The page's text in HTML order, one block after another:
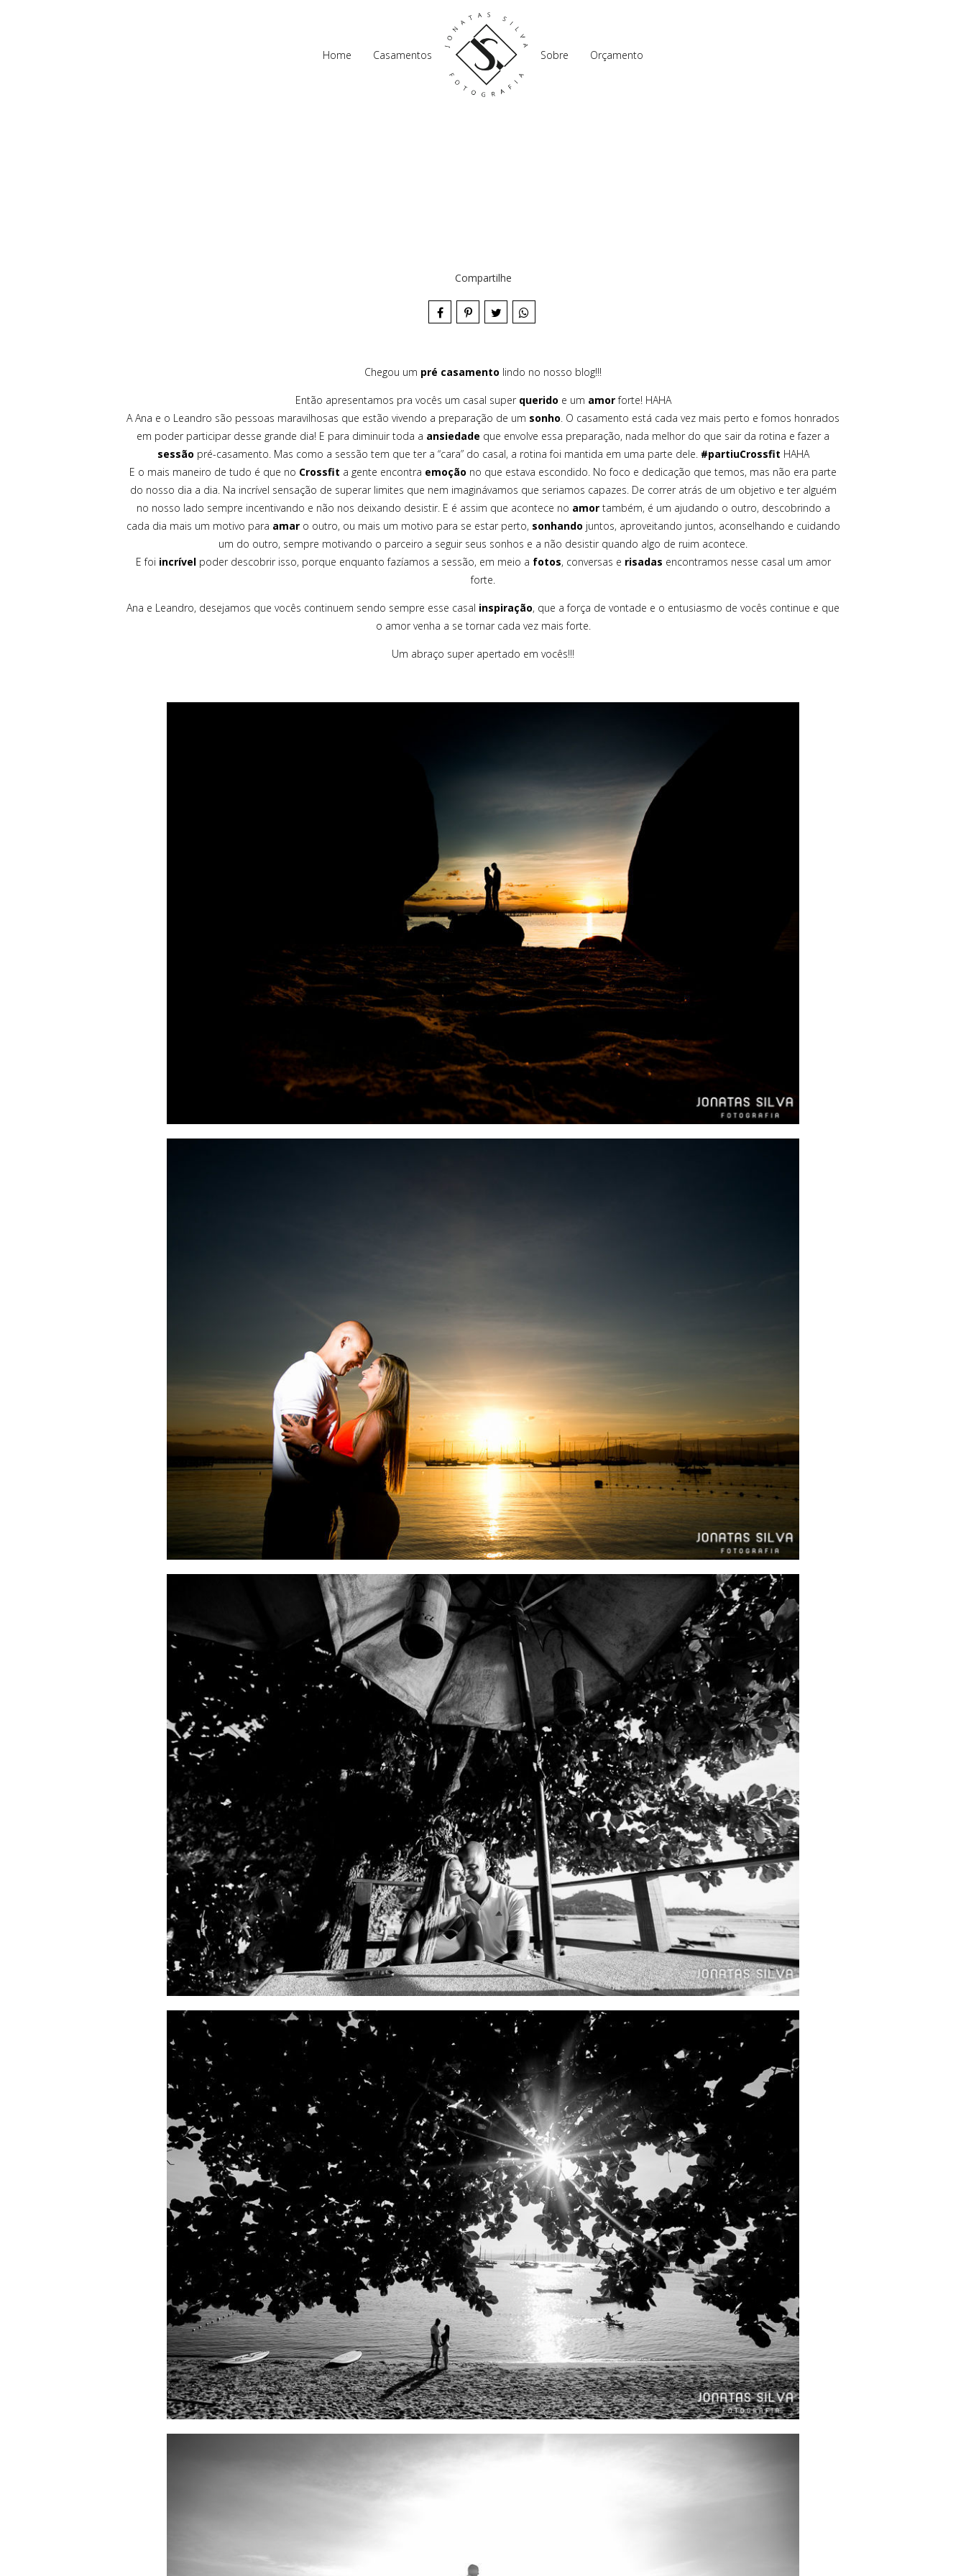
Home Casamentos Sobre Orçamento
Compartilhe
Chegou um pré casamento lindo no nosso blog!!!
Então apresentamos pra vocês um casal super querido e um amorforte! HAHA
A Ana e o Leandro são pessoas maravilhosas que estão vivendo a preparação de um sonho. O casamento está cada vez mais perto e fomos honrados
em poder participar desse grande dia! E para diminuir toda a ansiedade que envolve essa preparação, nada melhor do que sair da rotina e fazer a
sessão pré-casamento. Mas como a sessão tem que ter a “cara” do casal, a rotina foi mantida em uma parte dele. #partiuCrossfit HAHA
E o mais maneiro de tudo é que no Crossfit a gente encontra emoção no que estava escondido. No foco e dedicação que temos, mas não era parte
do nosso dia a dia. Na incrível sensação de superar limites que nem imaginávamos que seriamos capazes. De correr atrás de um objetivo e ter alguém
no nosso lado sempre incentivando e não nos deixando desistir. E é assim que acontece no amortambém, é um ajudando o outro, descobrindo a
cada dia mais um motivo para amaro outro, ou mais um motivo para se estar perto, sonhando juntos, aproveitando juntos, aconselhando e cuidando
um do outro, sempre motivando o parceiro a seguir seus sonhos e a não desistir quando algo de ruim acontece.
E foi incrívelpoder descobrir isso, porque enquanto fazíamos a sessão, em meio a fotos, conversas e risadas encontramos nesse casal um amor
forte.
Ana e Leandro, desejamos que vocês continuem sendo sempre esse casal inspiração, que a força de vontade e o entusiasmo de vocês continue e que
o amor venha a se tornar cada vez mais forte.
Um abraço super apertado em vocês!!!